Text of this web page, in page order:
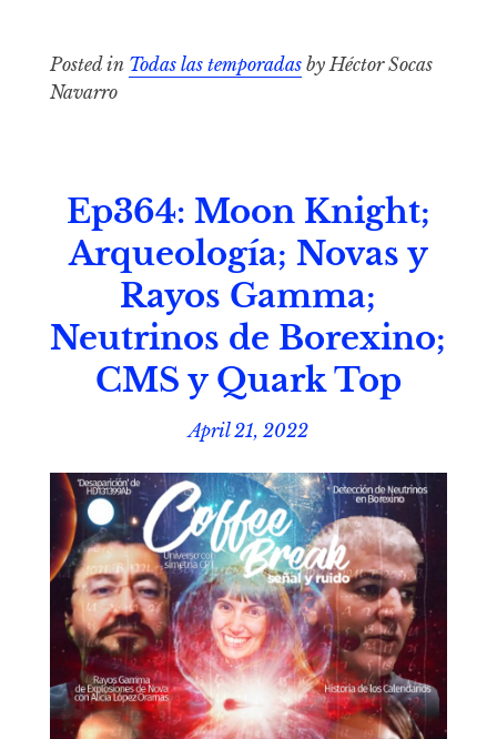
Posted in Todas las temporadasby Héctor Socas
Navarro
Ep364: Moon Knight;
Arqueología; Novas y
Rayos Gamma;
Neutrinos de Borexino;
CMS y Quark Top
April 21, 2022